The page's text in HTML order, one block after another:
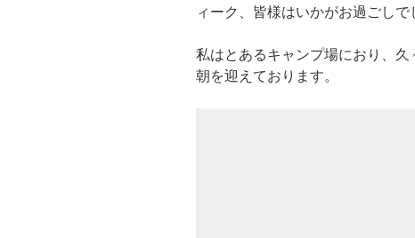
ィーク、皆様はいかがお過ごしで
私はとあるキャンプ場におり、
朝を迎えております。